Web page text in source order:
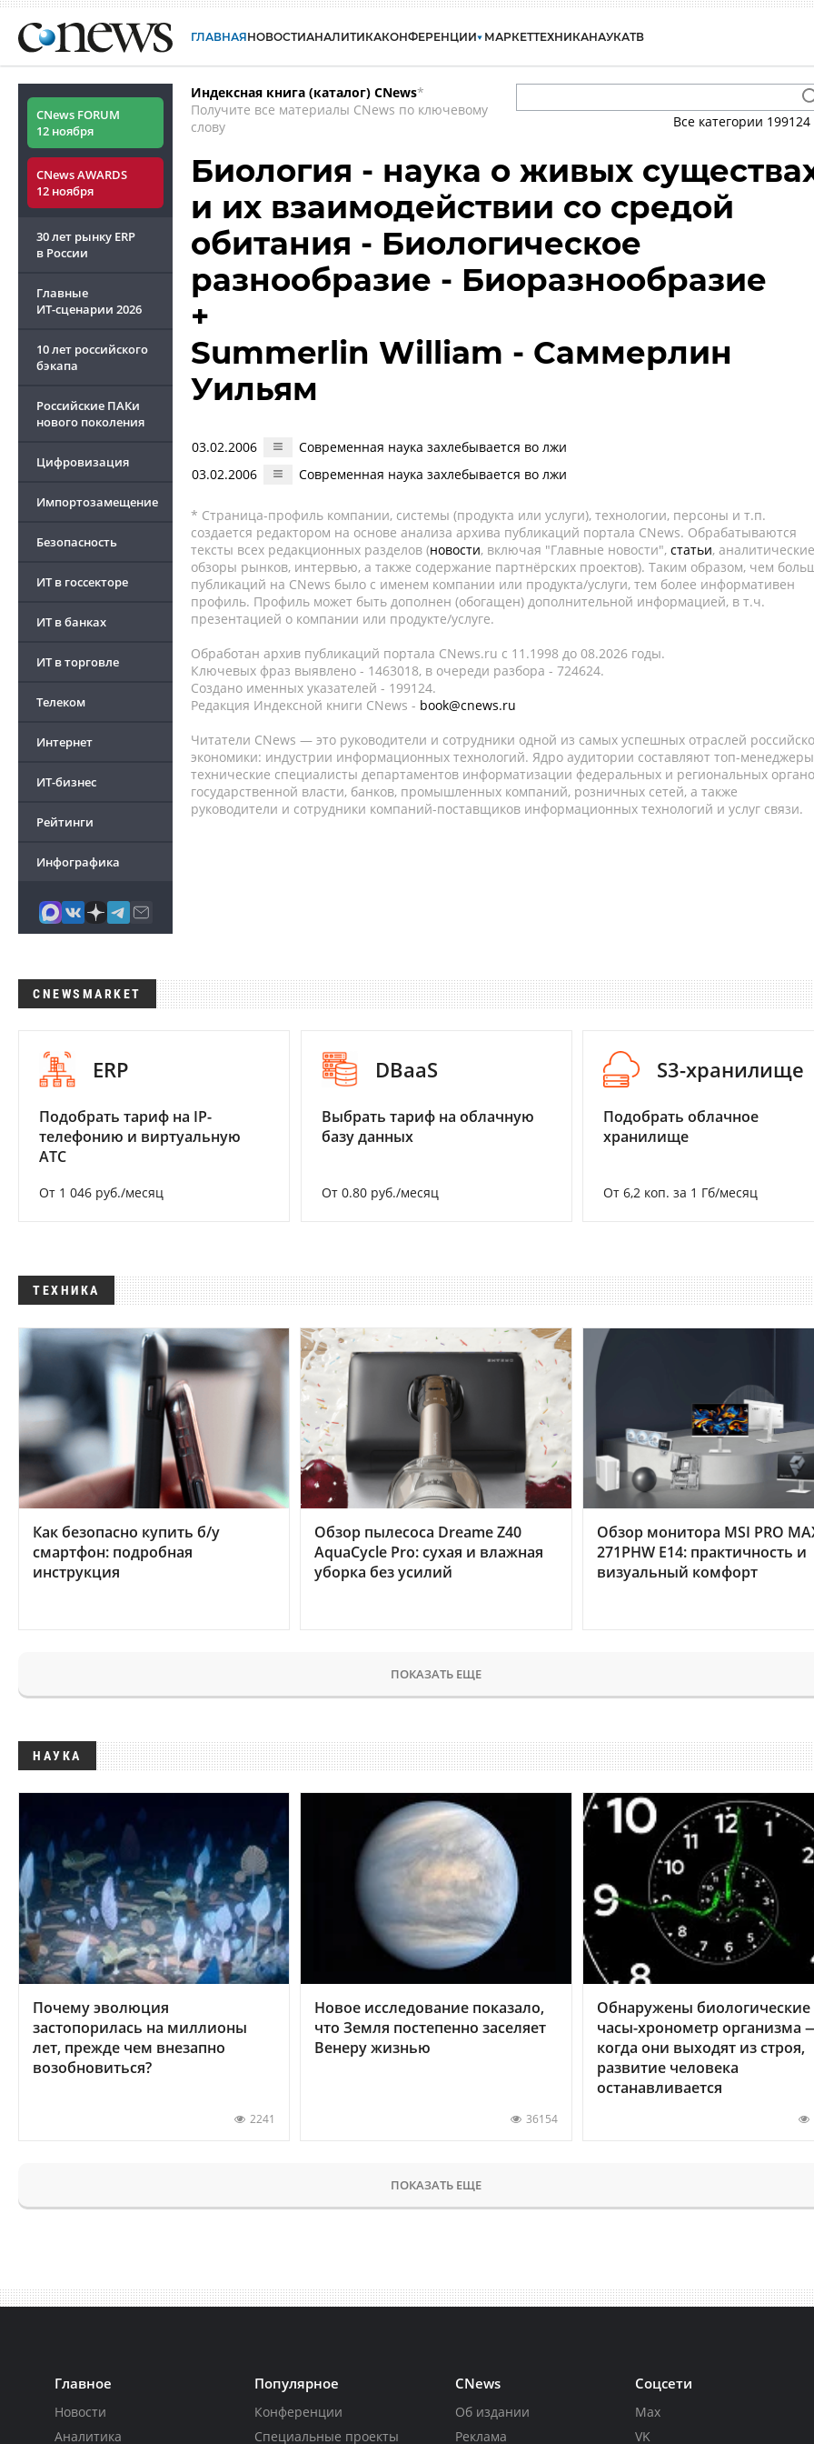
ГЛАВНАЯНОВОСТИАНАЛИТИКАКОНФЕРЕНЦИИ МАРКЕТТЕХНИКАНАУКАТВ
CNews FORUM
12 ноября
CNews AWARDS
12 ноября
30 лет рынку ERP
в России
Главные
ИТ-сценарии 2026
10 лет российского
бэкапа
Российские ПАКи
нового поколения
Цифровизация
Импортозамещение
Безопасность
ИТ в госсекторе
ИТ в банках
ИТ в торговле
Телеком
Интернет
ИТ-бизнес
Рейтинги
Инфографика
Индексная книга (каталог) CNews*
Получите все материалы CNews по ключевому
слову
Все категории 199124
Биология - наука о живых
и их взаимодействии со средой
обитания - Биологическое
разнообразие - Биоразнообразие
+
Summerlin William - Саммерлин
Уильям
03.02.2006
Современная наука захлебывается во лжи
03.02.2006
Современная наука захлебывается во лжи
* Страница-профиль компании, системы (продукта или услуги), технологии, персоны и т.п.
создается редактором на основе анализа архива публикаций портала CNews. Обрабатываются
тексты всех редакционных разделов (новости, включая "Главные новости", статьи, аналитические
обзоры рынков, интервью, а также содержание партнёрских проектов). Таким образом, чем
публикаций на CNews было с именем компании или продукта/услуги, тем более информативен
профиль. Профиль может быть дополнен (обогащен) дополнительной информацией, в т.ч.
презентацией о компании или продукте/услуге.
Обработан архив публикаций портала CNews.ru c 11.1998 до 08.2026 годы.
Ключевых фраз выявлено - 1463018, в очереди разбора - 724624.
Создано именных указателей - 199124.
Редакция Индексной книги CNews - book@cnews.ru
Читатели CNews — это руководители и сотрудники одной из самых успешных отраслей
экономики: индустрии информационных технологий. Ядро аудитории составляют топ-
технические специалисты департаментов информатизации федеральных и региональных
государственной власти, банков, промышленных компаний, розничных сетей, а также
руководители и сотрудники компаний-поставщиков информационных технологий и услуг связи.
CNEWSMARKET
ERP
Подобрать тариф на IP-
телефонию и виртуальную
АТС
От 1 046 руб./месяц
DBaaS
Выбрать тариф на облачную
базу данных
От 0.80 руб./месяц
S3-хранилище
Подобрать облачное
хранилище
От 6,2 коп. за 1 Гб/месяц
ТЕХНИКА
Как безопасно купить б/у
смартфон: подробная
инструкция
Обзор пылесоса Dreame Z40
AquaCycle Pro: сухая и влажная
уборка без усилий
Обзор монитора MSI PRO
271PHW E14: практичность и
визуальный комфорт
ПОКАЗАТЬ ЕЩЕ
НАУКА
Почему эволюция
застопорилась на миллионы
лет, прежде чем внезапно
возобновиться?
2241
Новое исследование показало,
что Земля постепенно заселяет
Венеру жизнью
36154
Обнаружены биологические
часы-хронометр организма
когда они выходят из строя,
развитие человека
останавливается
ПОКАЗАТЬ ЕЩЕ
Главное
Новости
Аналитика
Популярное
Конференции
Специальные проекты
CNews
Об издании
Реклама
Соцсети
Max
VK